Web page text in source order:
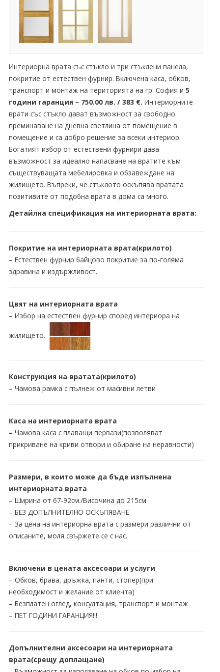
Интериорна врата със стъкло и три стъклени панела,
покритие от естествен фурнир. Включена каса, обков,
транспорт и монтаж на територията на гр. София и 5
години гаранция – 750.00 лв. / 383 €. Интериорните
врати със стъкло дават възможност за свободно
преминаване на дневна светлина от помещение в
помещение и са добро решение за всеки интериор.
Богатият избор от естествени фурнири дава
възможност за идеално напасване на вратите към
съществуващата мебелировка и обзавеждане на
жилището. Въпреки, че стъклото оскъпява вратата
позитивите от подобна врата в дома са много.
Детайлна спецификация на интериорната врата:
Покритие на интериорната врата(крилото)
– Естествен фурнир байцово покритие за по-голяма
здравина и издържливост.
Цвят на интериорната врата
– Избор на естествен фурнир според интериора на
жилището.
Конструкция на вратата(крилото)
– Чамова рамка с пълнеж от масивни летви
Каса на интериорната врата
– Чамова каса с плаващи первази(позволяват
прикриване на криви отвори и обиране на неравности)
Размери, в които може да бъде изпълнена
интериорната врата
– Ширина от 67-92см./Височина до 215см
– БЕЗ ДОПЪЛНИТЕЛНО ОСКЪПЯВАНЕ
– За цена на интериорна врата с размери различни от
описаните, моля свържете се с нас.
Включени в цената аксесоари и услуги
– Обков, брава, дръжка, панти, стопер(при
необходимост и желание от клиента)
– Безплатен оглед, консултация, транспорт и монтаж
– ПЕТ ГОДИНИ ГАРАНЦИЯ!!!
Допълнителни аксесоари на интериорната
врата(срещу доплащане)